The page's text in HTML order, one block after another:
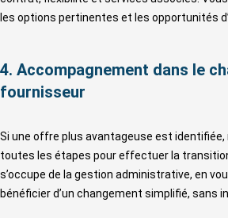
les options pertinentes et les opportunités
4. Accompagnement dans le
fournisseur
Si une offre plus avantageuse est
toutes les étapes pour effectuer la
s’occupe de la gestion administrative, en
bénéficier d’un changement simplifié, sans